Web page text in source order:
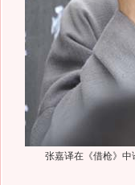
张嘉译在《借枪》中